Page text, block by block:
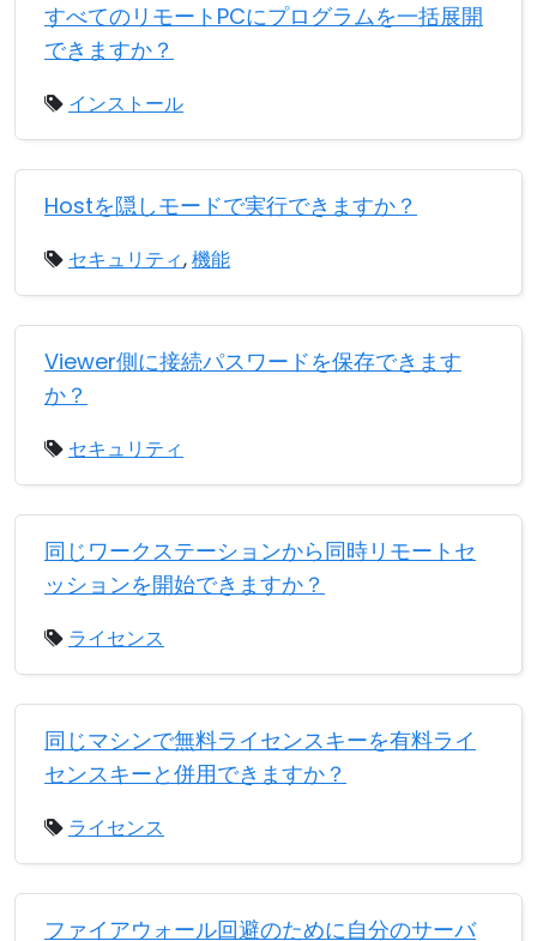
すべてのリモートPCにプログラムを一括展開
できますか？
インストール
Hostを隠しモードで実行できますか？
セキュリティ,機能
Viewer側に接続パスワードを保存できます
か？
セキュリティ
同じワークステーションから同時リモートセ
ッションを開始できますか？
ライセンス
同じマシンで無料ライセンスキーを有料ライ
センスキーと併用できますか？
ライセンス
ファイアウォール回避のために自分のサーバ